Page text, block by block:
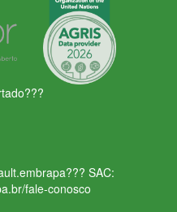
SAC:
fale-conosco